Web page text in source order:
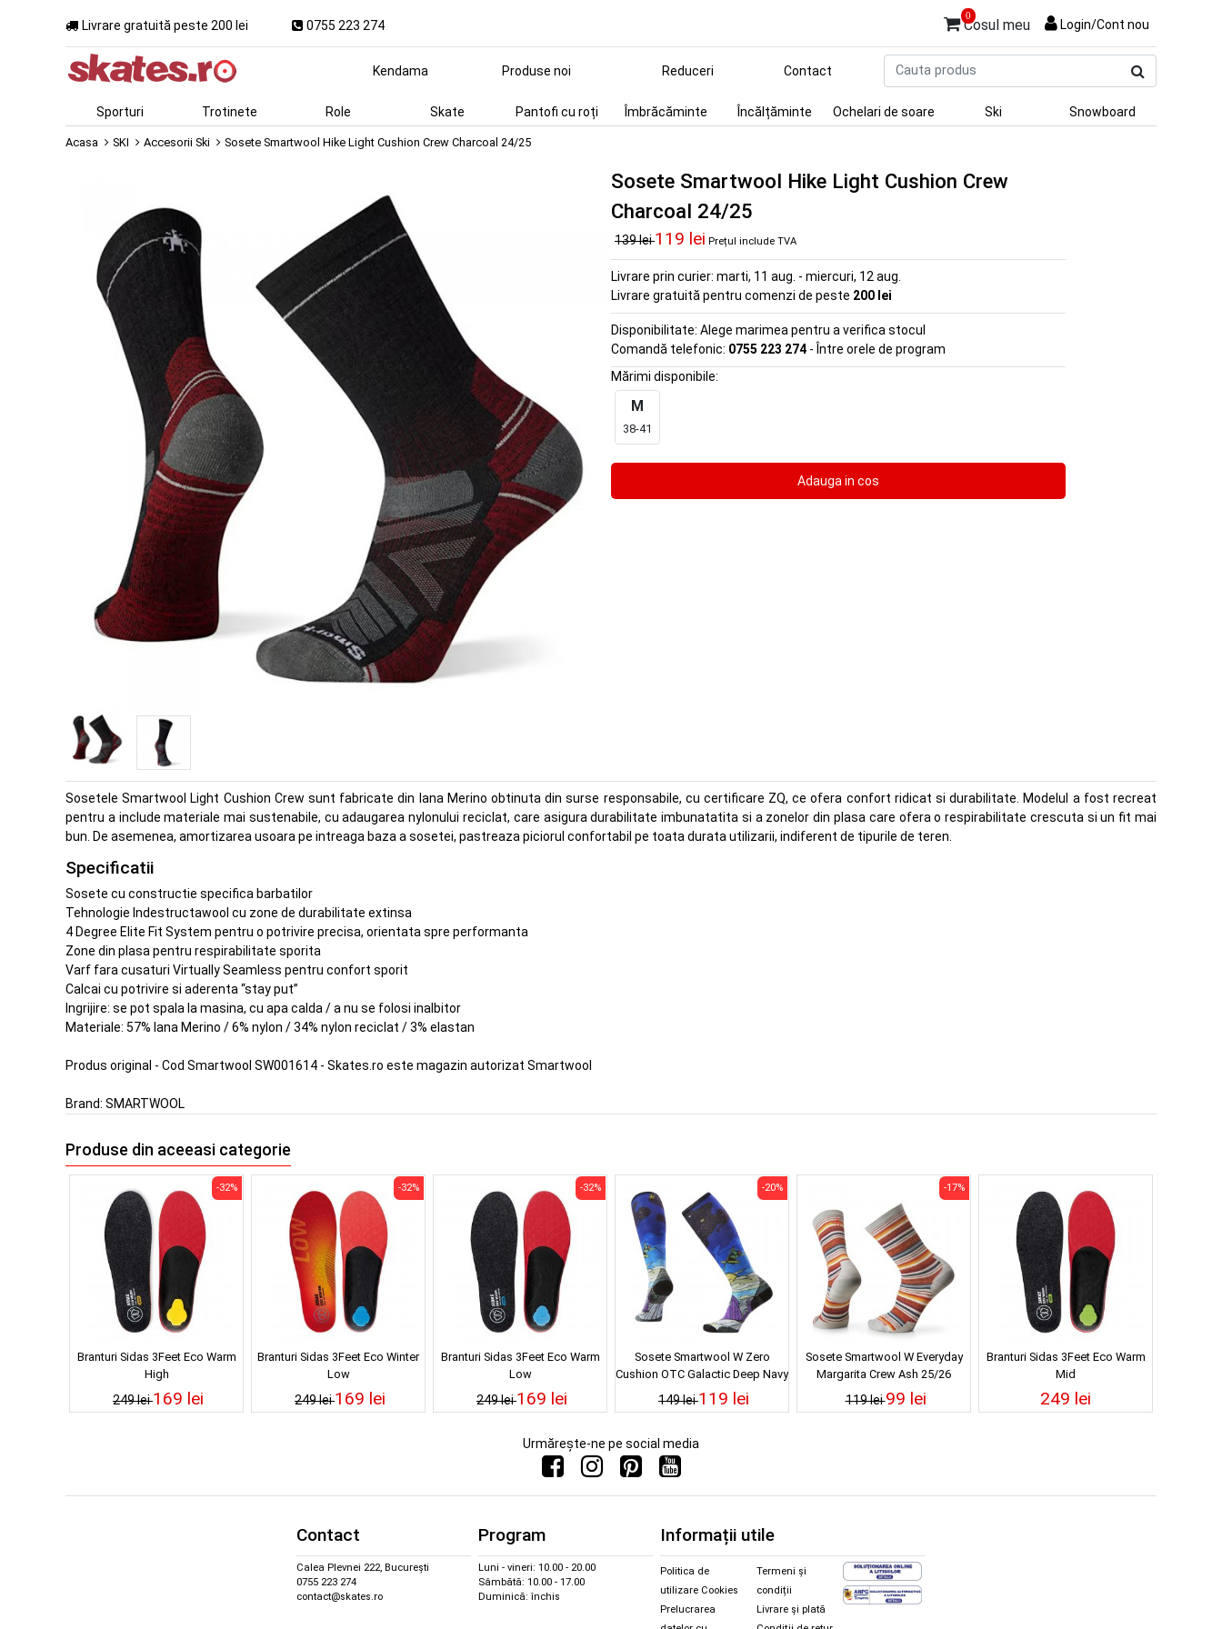
Livrare gratuită peste 200 lei 0755 223 274
0
Cosul meu Login/Cont nou
produs
Kendama Produse noi Reduceri Contact
Sporturi Trotinete Role Skate Pantofi cu roți Îmbrăcăminte Încălțăminte Ochelari de soare Ski Snowboard
Acasa SKI Accesorii Ski Sosete Smartwool Hike Light Cushion Crew Charcoal 24/25
Sosete Smartwool Hike Light Cushion Crew
Charcoal 24/25
139 lei119 lei Prețul include TVA
Livrare prin curier: marti, 11 aug. - miercuri, 12 aug.
Livrare gratuită pentru comenzi de peste 200 lei
Disponibilitate: Alege marimea pentru a verifica stocul
Comandă telefonic: 0755 223 274 - Între orele de program
Mărimi disponibile:
M
38-41
Sosetele Smartwool Light Cushion Crew sunt fabricate din lana Merino obtinuta din surse responsabile, cu certificare ZQ, ce ofera confort ridicat si durabilitate. Modelul a fost recreat
pentru a include materiale mai sustenabile, cu adaugarea nylonului reciclat, care asigura durabilitate imbunatatita si a zonelor din plasa care ofera o respirabilitate crescuta si un fit mai
bun. De asemenea, amortizarea usoara pe intreaga baza a sosetei, pastreaza piciorul confortabil pe toata durata utilizarii, indiferent de tipurile de teren.
Specificatii
Sosete cu constructie specifica barbatilor
Tehnologie Indestructawool cu zone de durabilitate extinsa
4 Degree Elite Fit System pentru o potrivire precisa, orientata spre performanta
Zone din plasa pentru respirabilitate sporita
Varf fara cusaturi Virtually Seamless pentru confort sporit
Calcai cu potrivire si aderenta “stay put”
Ingrijire: se pot spala la masina, cu apa calda / a nu se folosi inalbitor
Materiale: 57% lana Merino / 6% nylon / 34% nylon reciclat / 3% elastan
Produs original - Cod Smartwool SW001614 - Skates.ro este magazin autorizat Smartwool
Brand: SMARTWOOL
Produse din aceeasi categorie
Branturi Sidas 3Feet Eco Warm
High
249 lei
-32%
169 lei
Branturi Sidas 3Feet Eco Winter
Low
249 lei
-32%
169 lei
Branturi Sidas 3Feet Eco Warm
Low
249 lei
-32%
169 lei
Sosete Smartwool W Zero
Cushion OTC Galactic Deep Navy
25/26
149 lei
-20%
119 lei
Sosete Smartwool W Everyday
Margarita Crew Ash 25/26
119 lei
-17%
99 lei
Branturi Sidas 3Feet Eco Warm
Mid
249 lei
Urmărește-ne pe social media
Contact
Calea Plevnei 222, București
0755 223 274
contact@skates.ro
Program
Luni - vineri: 10.00 - 20.00
Sâmbătă: 10.00 - 17.00
Duminică: închis
Informații utile
Politica de
utilizare Cookies
Prelucrarea
Termeni și
condiții
Livrare și plată